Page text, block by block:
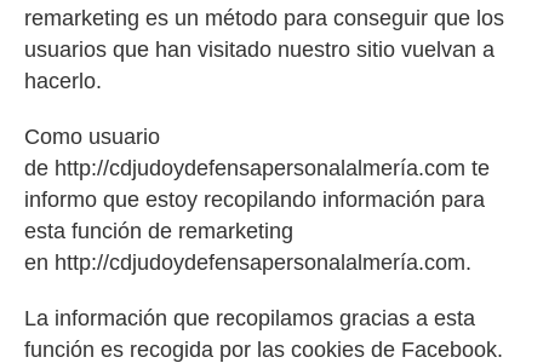
remarketing es un método para conseguir que los
usuarios que han visitado nuestro sitio vuelvan a
hacerlo.
Como usuario
de http://cdjudoydefensapersonalalmería.com te
informo que estoy recopilando información para
esta función de remarketing
en http://cdjudoydefensapersonalalmería.com.
La información que recopilamos gracias a esta
función es recogida por las cookies de Facebook.